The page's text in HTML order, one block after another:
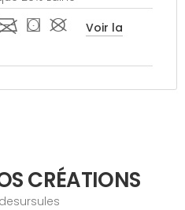
l ( #
Voir la
CRÉATIONS